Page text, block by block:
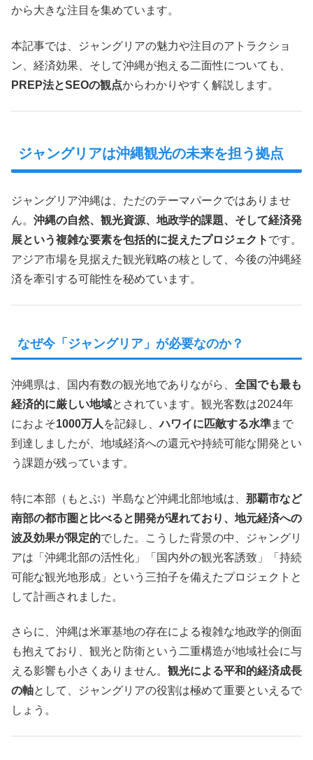
から大きな注目を集めています。
本記事では、ジャングリアの魅力や注目のアトラクショ
ン、経済効果、そして沖縄が抱える二面性についても、
PREP法とSEOの観点からわかりやすく解説します。
ジャングリアは沖縄観光の未来を担う拠点
ジャングリア沖縄は、ただのテーマパークではありませ
ん。 沖縄の自然、観光資源、地政学的課題、そして経済発
展という複雑な要素を包括的に捉えたプロジェクト です。
アジア市場を見据えた観光戦略の核として、今後の沖縄経
済を牽引する可能性を秘めています。
なぜ今「ジャングリア」が必要なのか？
沖縄県は、国内有数の観光地でありながら、 全国でも最も
経済的に厳しい地域とされています。観光客数は2024年
におよそ1000万人 を記録し、ハワイに匹敵する水準まで
到達しましたが、地域経済への還元や持続可能な開発とい
う課題が残っています。
特に本部（もとぶ）半島など沖縄北部地域は、 那覇市など
南部の都市圏と比べると開発が遅れており、地元経済への
波及効果が限定的でした。こうした背景の中、ジャングリ
アは「沖縄北部の活性化」「国内外の観光客誘致」「持続
可能な観光地形成」という三拍子を備えたプロジェクトと
して計画されました。
さらに、沖縄は米軍基地の存在による複雑な地政学的側面
も抱えており、観光と防衛という二重構造が地域社会に与
える影響も小さくありません。 観光による平和的経済成長
の軸として、ジャングリアの役割は極めて重要といえるで
しょう。